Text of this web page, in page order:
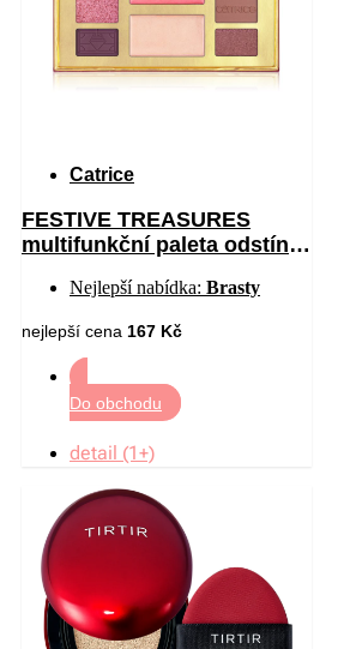
Catrice
FESTIVE TREASURES
multifunkční paleta odstín
Nejlepší nabídka: Brasty
nejlepší cena 167 Kč
Do obchodu
detail (1+)